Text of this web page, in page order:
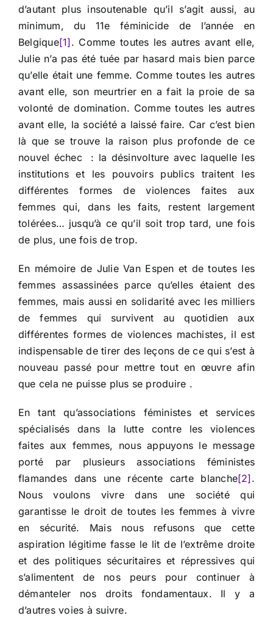
d’autant plus insoutenable qu’il s’agit aussi, au
minimum, du 11e féminicide de l’année en
Belgique[1] . Comme toutes les autres avant elle,
Julie n’a pas été tuée par hasard mais bien parce
qu’elle était une femme. Comme toutes les autres
avant elle, son meurtrier en a fait la proie de sa
volonté de domination. Comme toutes les autres
avant elle, la société a laissé faire. Car c’est bien
là que se trouve la raison plus profonde de ce
nouvel échec : la désinvolture avec laquelle les
institutions et les pouvoirs publics traitent les
différentes formes de violences faites aux
femmes qui, dans les faits, restent largement
tolérées… jusqu’à ce qu’il soit trop tard, une fois
de plus, une fois de trop.
En mémoire de Julie Van Espen et de toutes les
femmes assassinées parce qu’elles étaient des
femmes, mais aussi en solidarité avec les milliers
de femmes qui survivent au quotidien aux
différentes formes de violences machistes, il est
indispensable de tirer des leçons de ce qui s’est à
nouveau passé pour mettre tout en œuvre afin
que cela ne puisse plus se produire .
En tant qu’associations féministes et services
spécialisés dans la lutte contre les violences
faites aux femmes, nous appuyons le message
porté par plusieurs associations féministes
flamandes dans une récente carte blanche[2] .
Nous voulons vivre dans une société qui
garantisse le droit de toutes les femmes à vivre
en sécurité. Mais nous refusons que cette
aspiration légitime fasse le lit de l’extrême droite
et des politiques sécuritaires et répressives qui
s’alimentent de nos peurs pour continuer à
démanteler nos droits fondamentaux. Il y a
d’autres voies à suivre.